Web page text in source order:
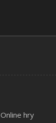
Online hry